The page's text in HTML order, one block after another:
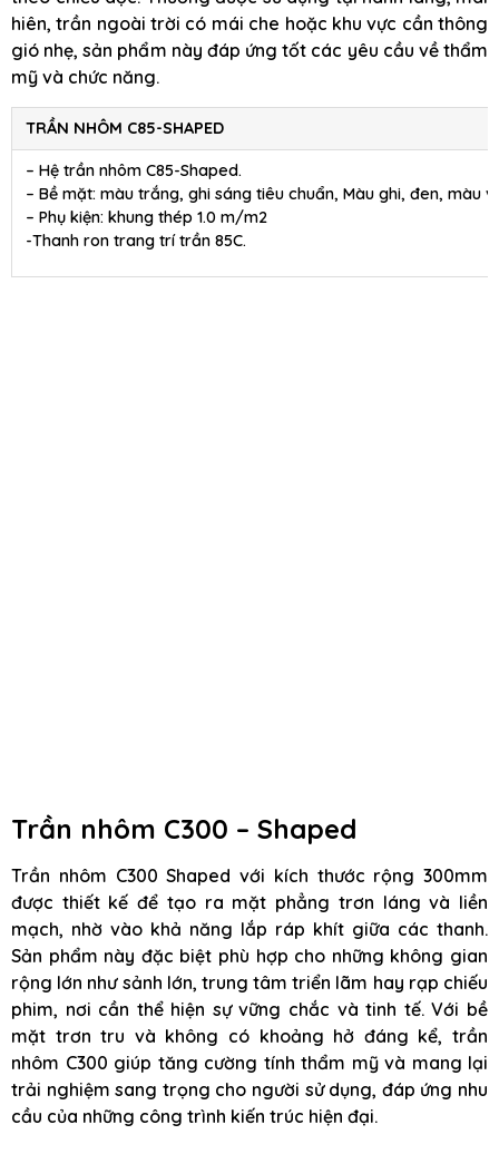
hiên, trần ngoài trời có mái che hoặc khu vực cần thông
gió nhẹ, sản phẩm này đáp ứng tốt các yêu cầu về thẩm
mỹ và chức năng.
TRẦN NHÔM C85-SHAPED
– Hệ trần nhôm C85-Shaped.
– Bề mặt: màu trắng, ghi sáng tiêu chuẩn, Màu ghi, đen, màu
– Phụ kiện: khung thép 1.0 m/m2
-Thanh ron trang trí trần 85C.
Trần nhôm C300 – Shaped
Trần nhôm C300 Shaped với kích thước rộng 300mm
được thiết kế để tạo ra mặt phẳng trơn láng và liền
mạch, nhờ vào khả năng lắp ráp khít giữa các thanh.
Sản phẩm này đặc biệt phù hợp cho những không gian
rộng lớn như sảnh lớn, trung tâm triển lãm hay rạp chiếu
phim, nơi cần thể hiện sự vững chắc và tinh tế. Với bề
mặt trơn tru và không có khoảng hở đáng kể, trần
nhôm C300 giúp tăng cường tính thẩm mỹ và mang lại
trải nghiệm sang trọng cho người sử dụng, đáp ứng nhu
cầu của những công trình kiến trúc hiện đại.